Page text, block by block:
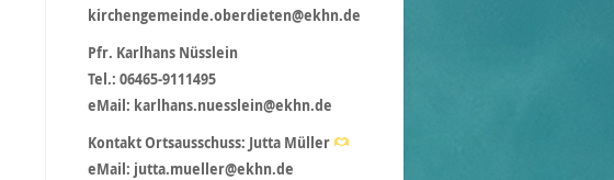
kirchengemeinde.oberdieten@ekhn.de
Pfr. Karlhans Nüsslein
Tel.: 06465-9111495
eMail: karlhans.nuesslein@ekhn.de
Kontakt Ortsausschuss: Jutta Müller
eMail: jutta.mueller@ekhn.de